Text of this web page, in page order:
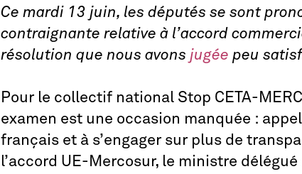
Ce mardi 13 juin, les députés se sont
contraignante relative à l’accord
résolution que nous avons jugée peu
Pour le collectif national Stop CETA-
examen est une occasion manquée :
français et à s’engager sur plus de
l’accord UE-Mercosur, le ministre